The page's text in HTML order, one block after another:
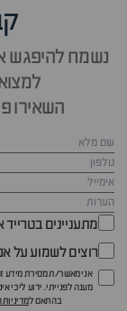
נשמח להיפגש
השאירו
מתעניינים בטרייד
רוצים לשמוע על
אני מאשר/ת מסירת מידע
מענה לפנייתי. ידוע לי כי
בהתאם ל